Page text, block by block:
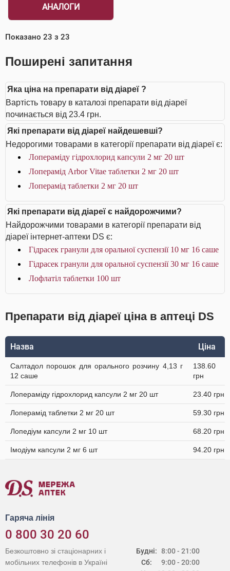
АНАЛОГИ
Показано 23 з 23
Поширені запитання
Яка ціна на препарати від діареї ?
Вартість товару в каталозі препарати від діареї
починається від 23.4 грн.
Які препарати від діареї найдешевші?
Недорогими товарами в категорії препарати від діареї є:
Лопераміду гідрохлорид капсули 2 мг 20 шт
Лоперамід Arbor Vitae таблетки 2 мг 20 шт
Лоперамід таблетки 2 мг 20 шт
Які препарати від діареї є найдорожчими?
Найдорожчими товарами в категорії препарати від
діареї інтернет-аптеки DS є:
Гідрасек гранули для оральної суспензії 10 мг 16 саше
Гідрасек гранули для оральної суспензії 30 мг 16 саше
Лофлатіл таблетки 100 шт
Препарати від діареї ціна в аптеці DS
Назва Ціна
Салтадол порошок для орального розчину 4,13 г
12 саше
138.60
грн
Лопераміду гідрохлорид капсули 2 мг 20 шт 23.40 грн
Лоперамід таблетки 2 мг 20 шт 59.30 грн
Лопедіум капсули 2 мг 10 шт 68.20 грн
Імодіум капсули 2 мг 6 шт 94.20 грн
Гаряча лінія
0 800 30 20 60
Будні:
Сб:
8:00 - 21:00
9:00 - 20:00
Безкоштовно зі стаціонарних і
мобільних телефонів в Україні